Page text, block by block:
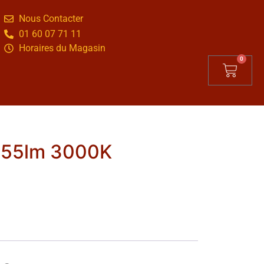
Nous Contacter
01 60 07 71 11
Horaires du Magasin
0
3000K